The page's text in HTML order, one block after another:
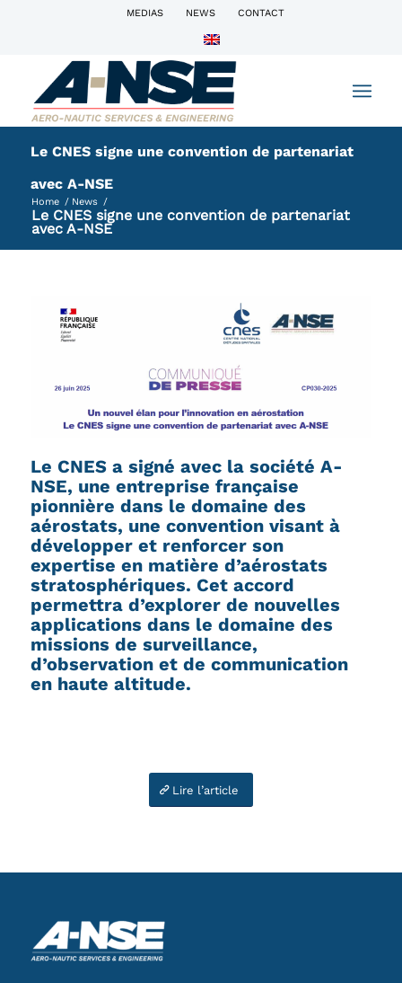
MEDIAS NEWS CONTACT
Le CNES signe une convention de partenariat
avec A-NSE
Home / News /
Le CNES signe une convention de partenariat
avec A-NSE
Le CNES a signé avec la société A-
NSE, une entreprise française
pionnière dans le domaine des
aérostats, une convention visant à
développer et renforcer son
expertise en matière d’aérostats
stratosphériques. Cet accord
permettra d’explorer de nouvelles
applications dans le domaine des
missions de surveillance,
d’observation et de communication
en haute altitude.
Lire l’article